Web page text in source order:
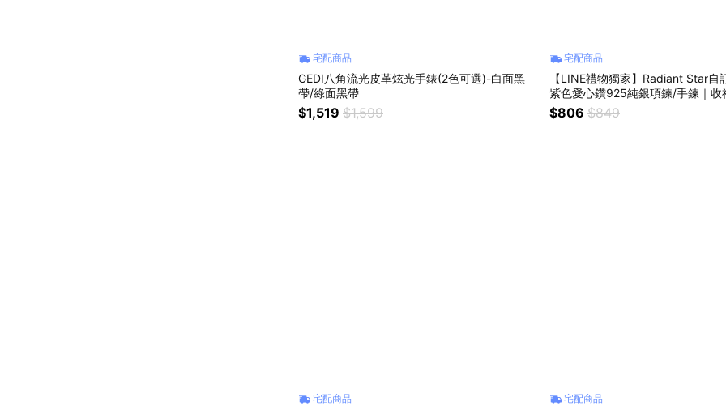
宅配商品
GEDI八角流光皮革炫光手錶(2色可選)-白面黑
帶/綠面黑帶
$1,519 $1,599
宅配商品
【LINE禮物獨家】Radiant Star自
紫色愛心鑽925純銀項鍊/手鍊｜收
(贈飾品盒) 生日禮物 情人節禮物
$806 $849
宅配商品 宅配商品